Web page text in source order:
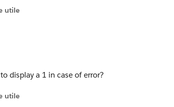
utile
display a 1 in case of error?
utile